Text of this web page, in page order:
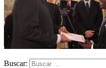
Buscar: